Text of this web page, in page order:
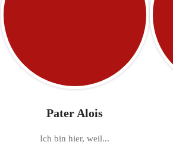
Pater Alois
Ich bin hier, weil...